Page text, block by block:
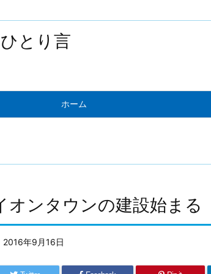
とり言
ホーム
オンタウンの建設始まる
2016年9月16日